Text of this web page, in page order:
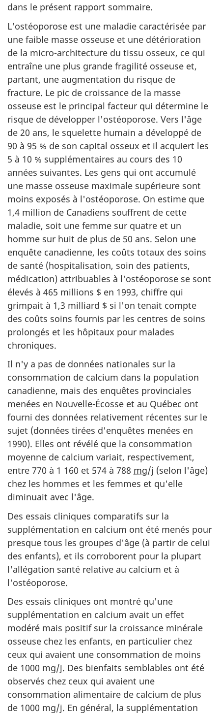
dans le présent rapport sommaire.
L'ostéoporose est une maladie caractérisée par
une faible masse osseuse et une détérioration
de la micro-architecture du tissu osseux, ce qui
entraîne une plus grande fragilité osseuse et,
partant, une augmentation du risque de
fracture. Le pic de croissance de la masse
osseuse est le principal facteur qui détermine le
risque de développer l'ostéoporose. Vers l'âge
de 20 ans, le squelette humain a développé de
90 à 95 % de son capital osseux et il acquiert les
5 à 10 % supplémentaires au cours des 10
années suivantes. Les gens qui ont accumulé
une masse osseuse maximale supérieure sont
moins exposés à l'ostéoporose. On estime que
1,4 million de Canadiens souffrent de cette
maladie, soit une femme sur quatre et un
homme sur huit de plus de 50 ans. Selon une
enquête canadienne, les coûts totaux des soins
de santé (hospitalisation, soin des patients,
médication) attribuables à l'ostéoporose se sont
élevés à 465 millions $ en 1993, chiffre qui
grimpait à 1,3 milliard $ si l'on tenait compte
des coûts soins fournis par les centres de soins
prolongés et les hôpitaux pour malades
chroniques.
Il n'y a pas de données nationales sur la
consommation de calcium dans la population
canadienne, mais des enquêtes provinciales
menées en Nouvelle-Écosse et au Québec ont
fourni des données relativement récentes sur le
sujet (données tirées d'enquêtes menées en
1990). Elles ont révélé que la consommation
moyenne de calcium variait, respectivement,
entre 770 à 1 160 et 574 à 788 mg/j (selon l'âge)
chez les hommes et les femmes et qu'elle
diminuait avec l'âge.
Des essais cliniques comparatifs sur la
supplémentation en calcium ont été menés pour
presque tous les groupes d'âge (à partir de celui
des enfants), et ils corroborent pour la plupart
l'allégation santé relative au calcium et à
l'ostéoporose.
Des essais cliniques ont montré qu'une
supplémentation en calcium avait un effet
modéré mais positif sur la croissance minérale
osseuse chez les enfants, en particulier chez
ceux qui avaient une consommation de moins
de 1000 mg/j. Des bienfaits semblables ont été
observés chez ceux qui avaient une
consommation alimentaire de calcium de plus
de 1000 mg/j. En général, la supplémentation